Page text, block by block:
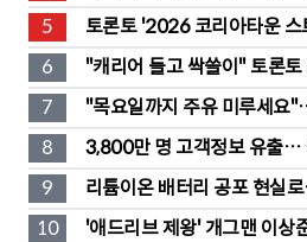
처법은?
5
토론토 '2026 코리아타운 스
6
"캐리어 들고 싹쓸이" 토론
훔친 물건 재유통
7
"목요일까지 주유 미루세요
고
8
3,800만 명 고객정보 유출…
단소송 직면
9
리튬이온 배터리 공포 현실
생
10
'애드리브 제왕' 개그맨 이